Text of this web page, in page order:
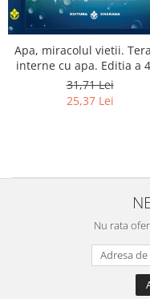
Apa, miracolul vietii.
interne cu apa. Editia a
revizuita si adaugita.
31,71 Lei
25,37 Lei
Nu rata